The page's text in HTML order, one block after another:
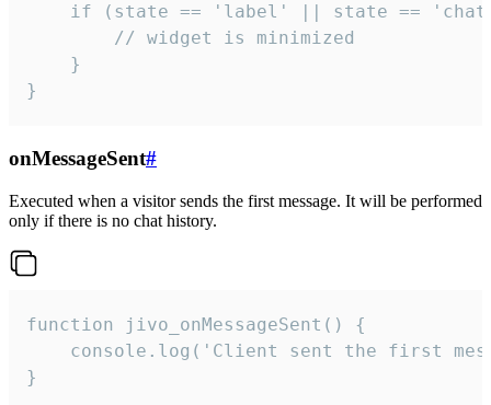
if (state == 'label' || state ==
        // widget is minimized
    }
}
onMessageSent#
Executed when a visitor sends the first message. It will be performed
only if there is no chat history.
function jivo_onMessageSent() {
console.log('Client sent the first
}